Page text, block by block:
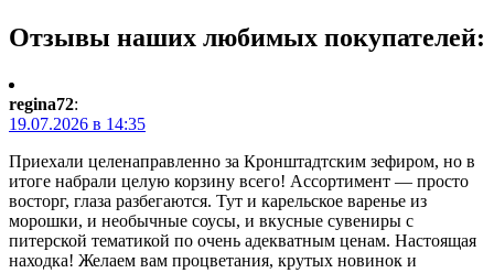
Отзывы наших любимых покупателей:
regina72:
19.07.2026 в 14:35
Приехали целенаправленно за Кронштадтским зефиром, но в
итоге набрали целую корзину всего! Ассортимент — просто
восторг, глаза разбегаются. Тут и карельское варенье из
морошки, и необычные соусы, и вкусные сувениры с
питерской тематикой по очень адекватным ценам. Настоящая
находка! Желаем вам процветания, крутых новинок и